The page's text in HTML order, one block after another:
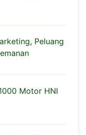
Peluang
Motor HNI